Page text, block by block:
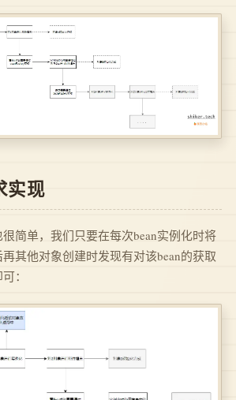
实现
简单，我们只要在每次bean实例化时将
其他对象创建时发现有对该bean的获取
：